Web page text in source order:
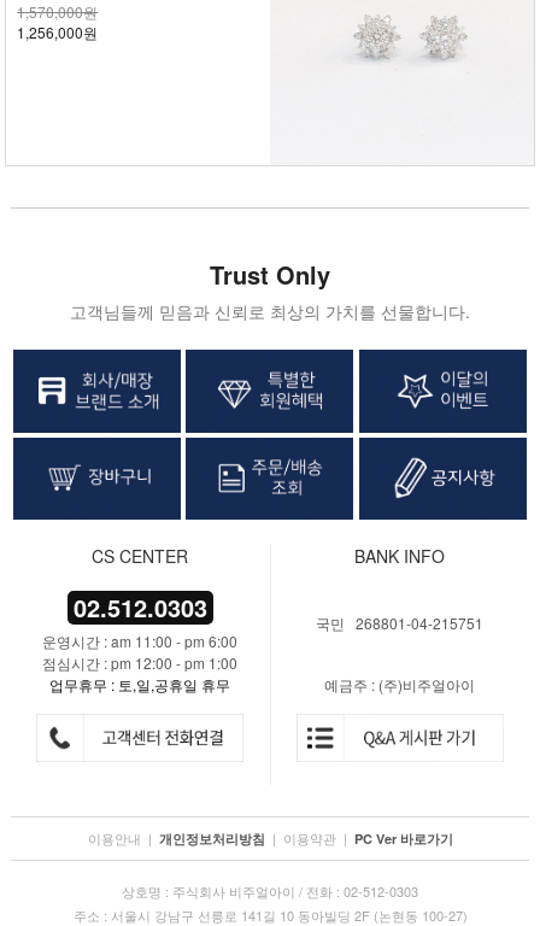
1,570,000원
1,256,000원
Trust Only
고객님들께 믿음과 신뢰로 최상의 가치를 선물합니다.
CS CENTER
02.512.0303
운영시간 : am 11:00 - pm 6:00
점심시간 : pm 12:00 - pm 1:00
업무휴무 : 토,일,공휴일 휴무
BANK INFO
국민 268801-04-215751
예금주 : (주)비주얼아이
이용안내 | 개인정보처리방침 | 이용약관 | PC Ver 바로가기
상호명 : 주식회사 비주얼아이 / 전화 : 02-512-0303
주소 : 서울시 강남구 선릉로 141길 10 동아빌딩 2F (논현동 100-27)